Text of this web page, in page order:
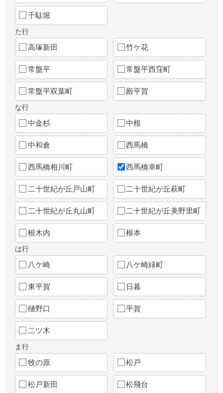
千駄堀
た行
高塚新田 竹ケ花
常盤平 常盤平西窪町
常盤平双葉町 殿平賀
な行
中金杉 中根
中和倉 西馬橋
西馬橋相川町 西馬橋幸町
二十世紀が丘戸山町 二十世紀が丘萩町
二十世紀が丘丸山町 二十世紀が丘美野里町
根木内 根本
は行
八ケ崎 八ケ崎緑町
東平賀 日暮
樋野口 平賀
二ツ木
ま行
牧の原 松戸
松戸新田 松飛台